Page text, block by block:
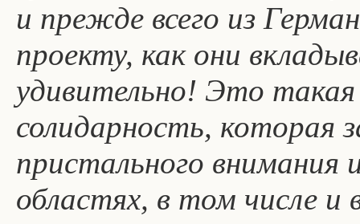
и прежде всего из
проекту, как они
удивительно! Это такая
солидарность, которая
пристального внимания
областях, в том числе и